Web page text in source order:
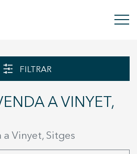
FILTRAR
a Vinyet, Sitges